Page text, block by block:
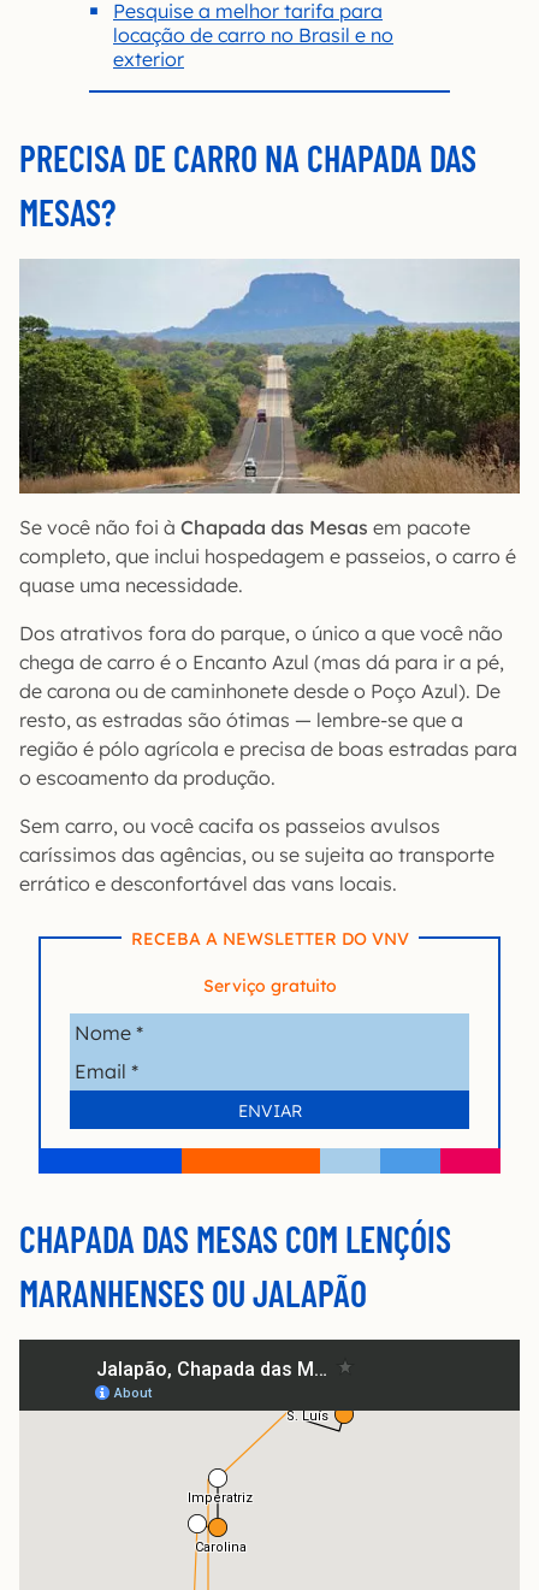
Pesquise a melhor tarifa para
locação de carro no Brasil e no
exterior
PRECISA DE CARRO NA CHAPADA DAS
MESAS?
Se você não foi à Chapada das Mesas em pacote
completo, que inclui hospedagem e passeios, o carro é
quase uma necessidade.
Dos atrativos fora do parque, o único a que você não
chega de carro é o Encanto Azul (mas dá para ir a pé,
de carona ou de caminhonete desde o Poço Azul). De
resto, as estradas são ótimas — lembre-se que a
região é pólo agrícola e precisa de boas estradas para
o escoamento da produção.
Sem carro, ou você cacifa os passeios avulsos
caríssimos das agências, ou se sujeita ao transporte
errático e desconfortável das vans locais.
RECEBA A NEWSLETTER DO VNV
Serviço gratuito
CHAPADA DAS MESAS COM LENÇÓIS
MARANHENSES OU JALAPÃO